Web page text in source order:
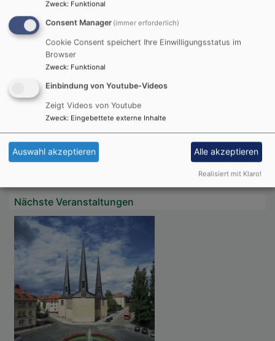
Du machst fröhlich, was da lebet im Osten wie im
Westen.
Psalm 65,9
Der Kerkermeister freute sich mit seinem ganzen
Hause, dass er zum Glauben an Gott gekommen
Apostelgeschichte 16,34
© Evangelische Brüder-Unität –
Herrnhuter Brüdergemeine
Weitere Informationen finden Sie
Nächste Veranstaltungen
Zweck: Funktional
Consent Manager (immer erforderlich)
Cookie Consent speichert Ihre Einwilligungsstatus im
Browser
Zweck: Funktional
Einbindung von Youtube-Videos
Zeigt Videos von Youtube
Zweck: Eingebettete externe Inhalte
Auswahl akzeptieren Alle akzeptieren
Realisiert mit Klaro!